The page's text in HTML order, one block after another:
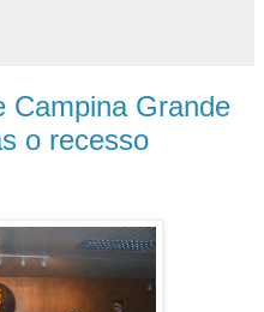
Campina Grande
o recesso